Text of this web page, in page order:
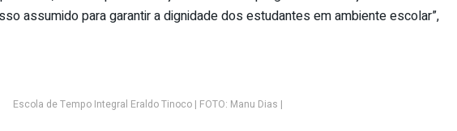
assumido para garantir a dignidade dos estudantes em ambiente escolar”,
Escola de Tempo Integral Eraldo Tinoco | FOTO: Manu Dias |